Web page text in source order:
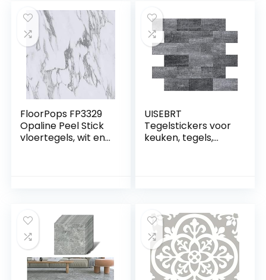
een kunstgrasveld,
patio, blokwerk,
zand, aarde en
meer
2 mm – dikte 2 mm
– 2,23 m² /12 tegels
FloorPops FP3329
Opaline Peel Stick
vloertegels, wit en
UISEBRT
Tegelstickers voor
keuken, tegels,
x 29 cm, voor
badkamer,
wastafel, open
haard